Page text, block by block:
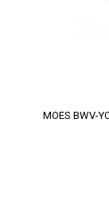
MOES BWV-